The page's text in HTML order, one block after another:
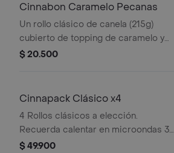
Cinnabon Caramelo Pecanas
Un rollo clásico de canela (215g)
cubierto de topping de caramelo y
pecanas. Recuerda calentar en
$ 20.500
Cinnapack Clásico x4
4 Rollos clásicos a elección.
Recuerda calentar en microondas 30
s.
$ 49.900